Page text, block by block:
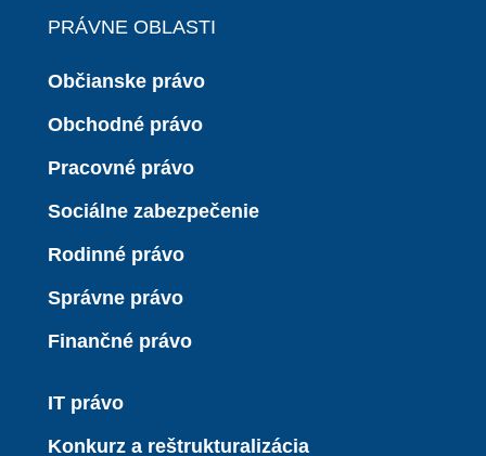
PRÁVNE OBLASTI
Občianske právo
Obchodné právo
Pracovné právo
Sociálne zabezpečenie
Rodinné právo
Správne právo
Finančné právo
IT právo
Konkurz a reštrukturalizácia